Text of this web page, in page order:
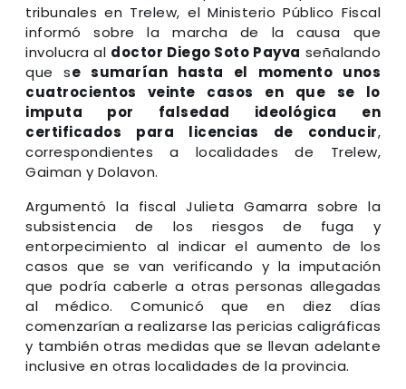
tribunales en Trelew, el Ministerio Público Fiscal
informó sobre la marcha de la causa que
involucra al doctor Diego Soto Payva señalando
que se sumarían hasta el momento unos
cuatrocientos veinte casos en que se lo
imputa por falsedad ideológica en
certificados para licencias de conducir,
correspondientes a localidades de Trelew,
Gaiman y Dolavon.
Argumentó la fiscal Julieta Gamarra sobre la
subsistencia de los riesgos de fuga y
entorpecimiento al indicar el aumento de los
casos que se van verificando y la imputación
que podría caberle a otras personas allegadas
al médico. Comunicó que en diez días
comenzarían a realizarse las pericias caligráficas
y también otras medidas que se llevan adelante
inclusive en otras localidades de la provincia.